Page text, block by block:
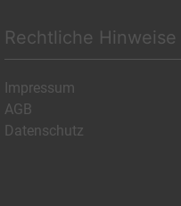
Rechtliche Hinweise
Impressum
AGB
Datenschutz